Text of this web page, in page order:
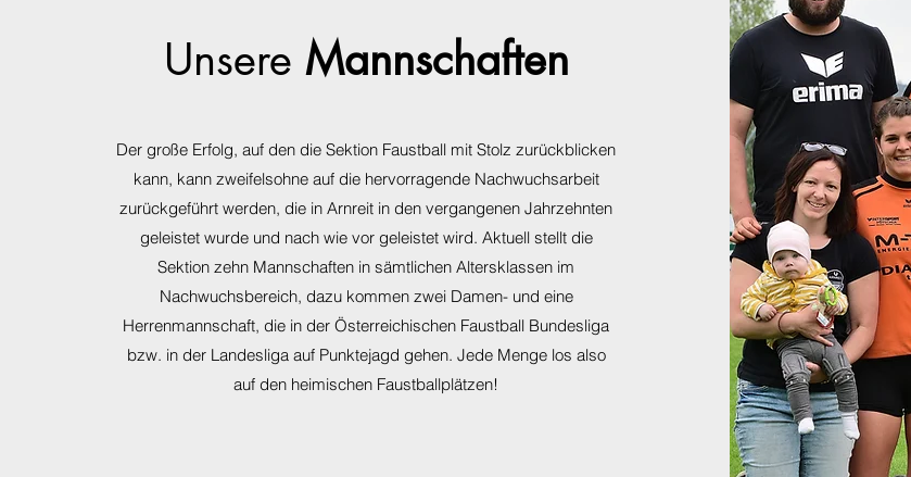
Unsere Mannschaften
Der große Erfolg, auf den die Sektion Faustball mit Stolz zurückblicken
kann, kann zweifelsohne auf die hervorragende Nachwuchsarbeit
zurückgeführt werden, die in Arnreit in den vergangenen Jahrzehnten
geleistet wurde und nach wie vor geleistet wird. Aktuell stellt die
Sektion zehn Mannschaften in sämtlichen Altersklassen im
Nachwuchsbereich, dazu kommen zwei Damen- und eine
Herrenmannschaft, die in der Österreichischen Faustball Bundesliga
bzw. in der Landesliga auf Punktejagd gehen. Jede Menge los also
auf den heimischen Faustballplätzen!